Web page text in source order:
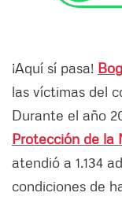
¡Aquí sí pasa!
las víctimas del
Durante el año
Protección de la
atendió a 1.134
condiciones de